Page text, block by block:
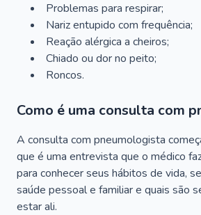
Problemas para respirar;
Nariz entupido com frequência;
Reação alérgica a cheiros;
Chiado ou dor no peito;
Roncos.
Como é uma consulta com
A consulta com pneumologista
que é uma entrevista que o médico
para conhecer seus hábitos de vida,
saúde pessoal e familiar e quais são
estar ali.